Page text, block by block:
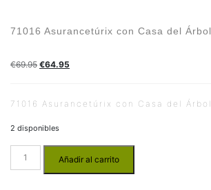
71016 Asurancetúrix con Casa del Árbol
€69.95 €64.95
71016 Asurancetúrix con Casa del Árbol
2 disponibles
Añadir al carrito